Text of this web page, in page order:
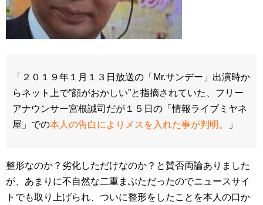
「２０１９年１月１３日放送の「Mr.サンデー」出演時か
らネット上で“顔がおかしい”と指摘されていた、フリー
アナウンサー宮根誠司だが１５日の「情報ライブミヤネ
屋」での本人の告白によりメスを入れた事が判明。 」
整形なのか？劣化しただけなのか？と賛否両論ありました
が、あまりに不自然な二重まぶただったのでニュースサイ
トでも取り上げられ、ついに整形をしたことを本人の口か